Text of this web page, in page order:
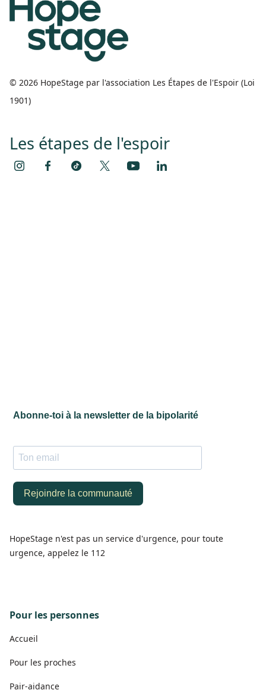
© 2026 HopeStage par l'association Les Étapes de l'Espoir (Loi
1901)
Les étapes de l'espoir
HopeStage n'est pas un service d'urgence, pour toute
urgence, appelez le 112
Pour les personnes
Accueil
Pour les proches
Pair-aidance